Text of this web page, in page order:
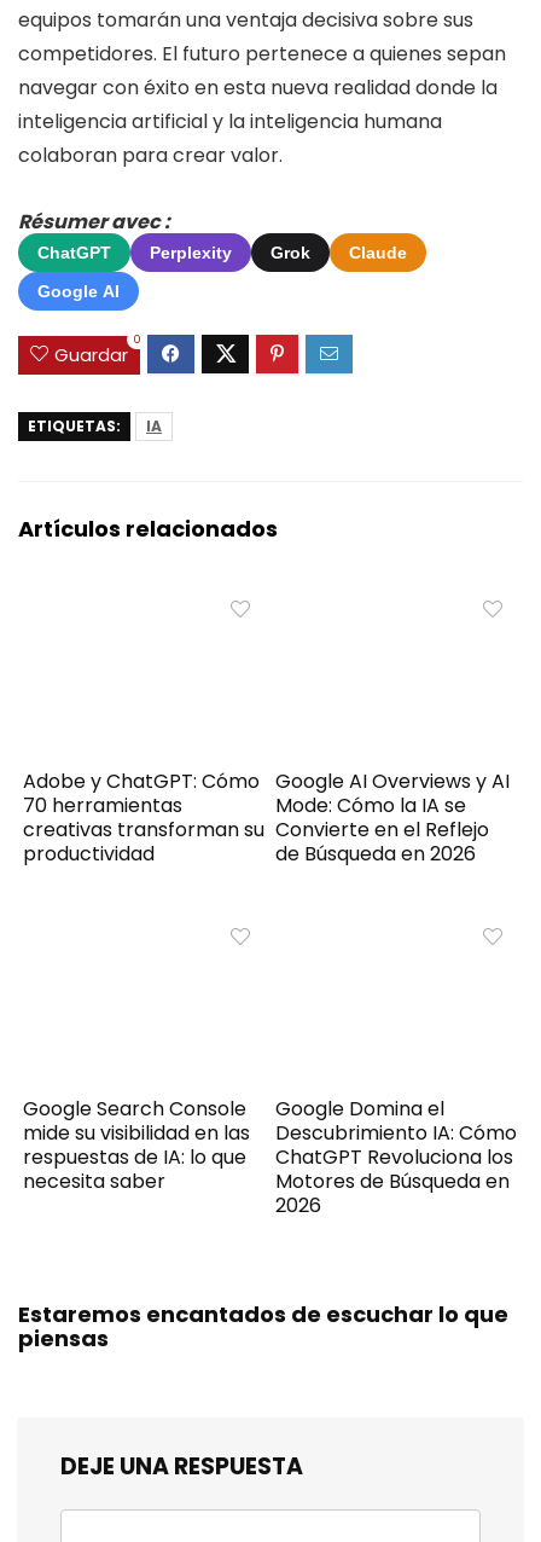
equipos tomarán una ventaja decisiva sobre sus
competidores. El futuro pertenece a quienes sepan
navegar con éxito en esta nueva realidad donde la
inteligencia artificial y la inteligencia humana
colaboran para crear valor.
Résumer avec :
ChatGPT Perplexity Grok
Claude
Google AI
Guardar
0
ETIQUETAS: IA
Artículos relacionados
Adobe y ChatGPT: Cómo
70 herramientas
creativas transforman su
productividad
Google AI Overviews y AI
Mode: Cómo la IA se
Convierte en el Reflejo
de Búsqueda en 2026
Google Search Console
mide su visibilidad en las
respuestas de IA: lo que
necesita saber
Google Domina el
Descubrimiento IA: Cómo
ChatGPT Revoluciona los
Motores de Búsqueda en
2026
Estaremos encantados de escuchar lo que
piensas
DEJE UNA RESPUESTA